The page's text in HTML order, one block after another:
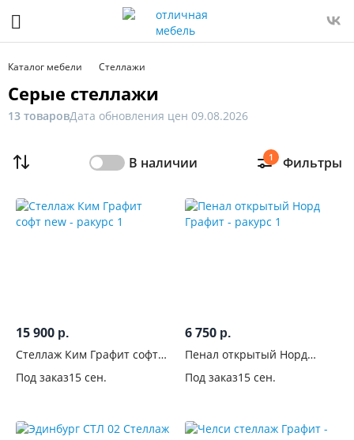
Каталог мебели Стеллажи
Серые стеллажи
13 товаровДата обновления цен 09.08.2026
В наличии Фильтры
1
15 900 р.
Стеллаж Ким Графит софт
Под заказ15 сен.
6 750 р.
Пенал открытый Норд
Под заказ15 сен.
Фильтр
Только
наличии
От
Глубина,
см
см